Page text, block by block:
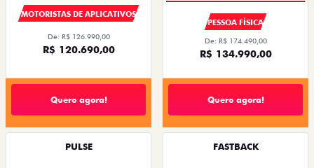
MOTORISTAS DE APLICATIVOS
De: R$ 126.990,00
R$ 120.690,00
Quero agora!
PESSOA FÍSICA
De: R$ 174.490,00
R$ 134.990,00
Quero agora!
PULSE FASTBACK